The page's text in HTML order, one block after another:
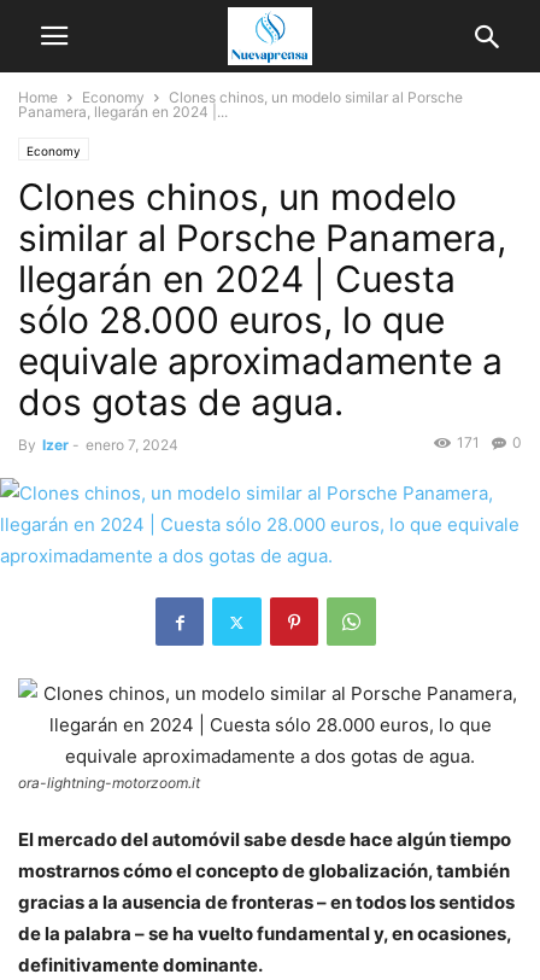
Home Economy
Clones chinos, un modelo similar al Porsche
Panamera, llegarán en 2024 |...
Economy
Clones chinos, un modelo
similar al Porsche Panamera,
llegarán en 2024 | Cuesta
sólo 28.000 euros, lo que
equivale aproximadamente a
dos gotas de agua.
By Izer - enero 7, 2024 0
171
ora-lightning-motorzoom.it
El mercado del automóvil sabe desde hace algún tiempo
mostrarnos cómo el concepto de globalización, también
gracias a la ausencia de fronteras – en todos los sentidos
de la palabra – se ha vuelto fundamental y, en ocasiones,
definitivamente dominante.